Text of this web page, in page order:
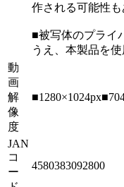
作される可能性も
■被写体のプライ
うえ、本製品を使
動
画
解
像
度
JAN
コ
ー
4580383092800